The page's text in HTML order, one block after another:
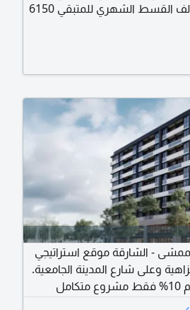
ألف المطلوب 390 ألف المتبقي 203 ألف القسط الشهري للمتبقي 6150
- الشارقة موقع استراتيجي
وعلى شارع المدينة الجامعية.
خطة دفع ميسرة على 4 سنوات مقدم 10% فقط مشروع متكامل
مثالي للسكن أو الاستثمار